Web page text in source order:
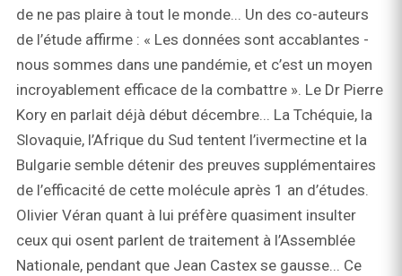
de ne pas plaire à tout le monde... Un des co-auteurs
de l’étude affirme : « Les données sont accablantes -
nous sommes dans une pandémie, et c’est un moyen
incroyablement efficace de la combattre ». Le Dr Pierre
Kory en parlait déjà début décembre... La Tchéquie, la
Slovaquie, l’Afrique du Sud tentent l’ivermectine et la
Bulgarie semble détenir des preuves supplémentaires
de l’efficacité de cette molécule après 1 an d’études.
Olivier Véran quant à lui préfère quasiment insulter
ceux qui osent parlent de traitement à l’Assemblée
Nationale, pendant que Jean Castex se gausse... Ce